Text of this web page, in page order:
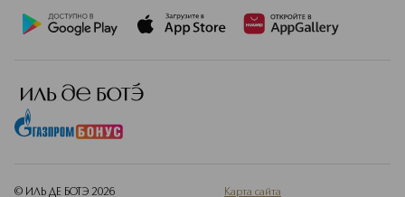
© ИЛЬ ДЕ БОТЭ 2026 Карта сайта